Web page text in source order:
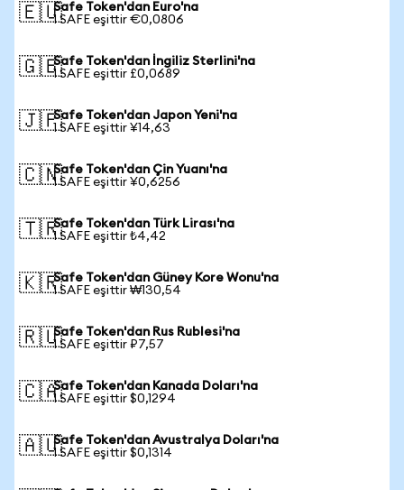
🇪🇺Safe Token'dan Euro'na
1 SAFE eşittir €0,0806
🇬🇧Safe Token'dan İngiliz Sterlini'na
1 SAFE eşittir £0,0689
🇯🇵Safe Token'dan Japon Yeni'na
1 SAFE eşittir ¥14,63
🇨🇳Safe Token'dan Çin Yuanı'na
1 SAFE eşittir ¥0,6256
🇹🇷Safe Token'dan Türk Lirası'na
1 SAFE eşittir ₺4,42
🇰🇷Safe Token'dan Güney Kore Wonu'na
1 SAFE eşittir ₩130,54
🇷🇺Safe Token'dan Rus Rublesi'na
1 SAFE eşittir ₽7,57
🇨🇦Safe Token'dan Kanada Doları'na
1 SAFE eşittir $0,1294
🇦🇺Safe Token'dan Avustralya Doları'na
1 SAFE eşittir $0,1314